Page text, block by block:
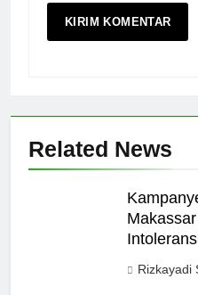
Related News
Rizkayadi